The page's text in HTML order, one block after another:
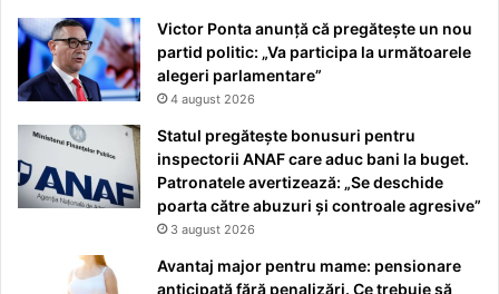
Victor Ponta anunță că pregătește un nou
partid politic: „Va participa la următoarele
alegeri parlamentare”
4 august 2026
Statul pregătește bonusuri pentru
inspectorii ANAF care aduc bani la buget.
Patronatele avertizează: „Se deschide
poarta către abuzuri și controale agresive”
3 august 2026
Avantaj major pentru mame: pensionare
anticipată fără penalizări. Ce trebuie să